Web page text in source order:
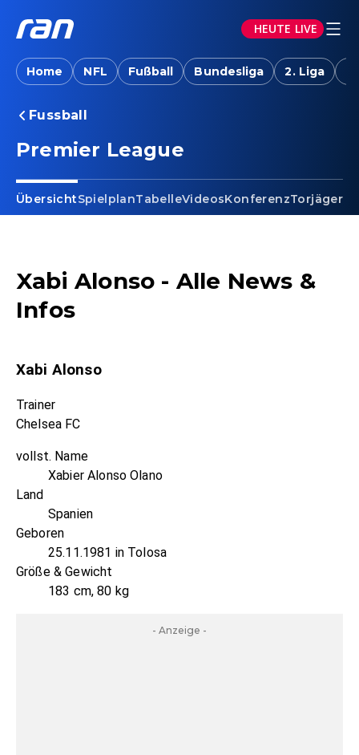
HEUTE LIVE
Home NFL Fußball Bundesliga 2. Liga
Fussball
Premier League
ÜbersichtSpielplanTabelleVideosKonferenzTorjäger
Xabi Alonso - Alle News &
Infos
Xabi Alonso
Trainer
Chelsea FC
vollst. Name
Xabier Alonso Olano
Land
Spanien
Geboren
25.11.1981 in Tolosa
Größe & Gewicht
183 cm, 80 kg
- Anzeige -